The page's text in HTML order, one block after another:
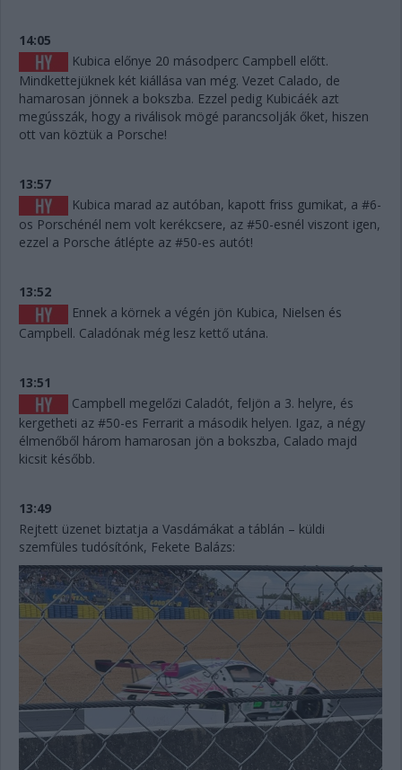
14:05
Kubica előnye 20 másodperc Campbell előtt.
Mindkettejüknek két kiállása van még. Vezet Calado, de
hamarosan jönnek a bokszba. Ezzel pedig Kubicáék azt
megússzák, hogy a riválisok mögé parancsolják őket, hiszen
ott van köztük a Porsche!
13:57
Kubica marad az autóban, kapott friss gumikat, a #6-
os Porschénél nem volt kerékcsere, az #50-esnél viszont igen,
ezzel a Porsche átlépte az #50-es autót!
13:52
Ennek a körnek a végén jön Kubica, Nielsen és
Campbell. Caladónak még lesz kettő utána.
13:51
Campbell megelőzi Caladót, feljön a 3. helyre, és
kergetheti az #50-es Ferrarit a második helyen. Igaz, a négy
élmenőből három hamarosan jön a bokszba, Calado majd
kicsit később.
13:49
Rejtett üzenet biztatja a Vasdámákat a táblán – küldi
szemfüles tudósítónk, Fekete Balázs: